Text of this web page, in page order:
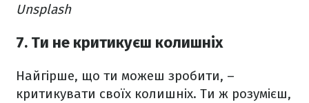
Unsplash
7. Ти не критикуєш колишніх
Найгірше, що ти можеш зробити, –
критикувати своїх колишніх. Ти ж розумієш,